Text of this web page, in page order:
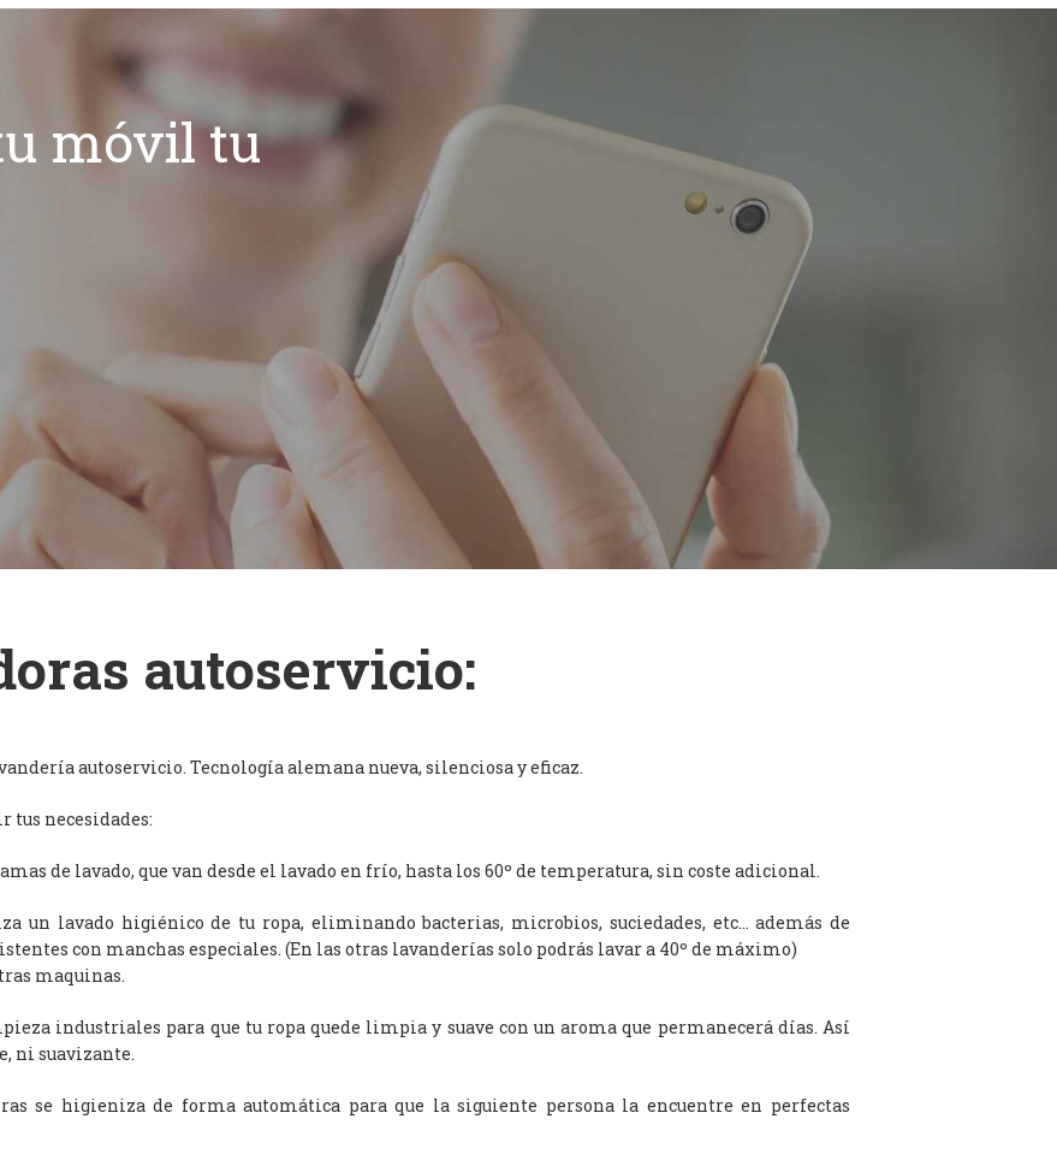
móvil tu
autoservicio:
autoservicio. Tecnología alemana nueva, silenciosa y eficaz.
tus necesidades:
de lavado, que van desde el lavado en frío, hasta los 60º de temperatura, sin coste adicional.
un lavado higiénico de tu ropa, eliminando bacterias, microbios, suciedades, etc… además de
con manchas especiales. (En las otras lavanderías solo podrás lavar a 40º de máximo)
maquinas.
industriales para que tu ropa quede limpia y suave con un aroma que permanecerá días. Así
ni suavizante.
se higieniza de forma automática para que la siguiente persona la encuentre en perfectas